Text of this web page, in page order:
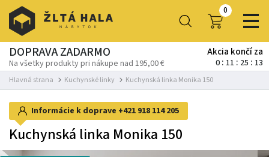
0
DOPRAVA ZADARMO
Na všetky produkty pri nákupe nad 195,00 €
Akcia končí za
0 11 25 13
Hlavná strana Kuchynské linky Kuchynská linka Monika 150
Informácie k doprave +421 918 114 205
Kuchynská linka Monika 150